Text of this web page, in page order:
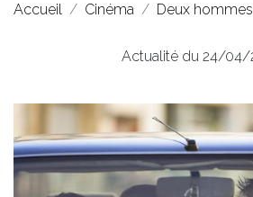
Accueil Cinéma Deux
Actualité du 24/04/